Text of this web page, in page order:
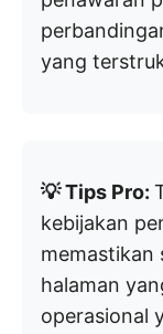
yang
💡 Tips Pro:
kebijakan
memastikan
halaman
operasional